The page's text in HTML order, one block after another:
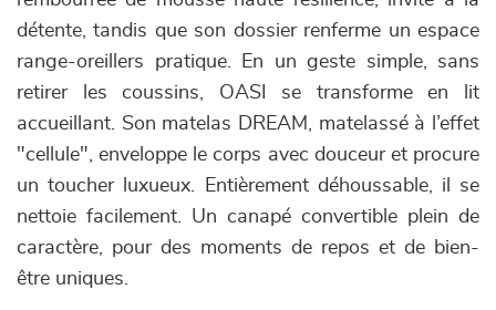
détente, tandis que son dossier renferme un espace
range-oreillers pratique. En un geste simple, sans
retirer les coussins, OASI se transforme en lit
accueillant. Son matelas DREAM, matelassé à l’effet
"cellule", enveloppe le corps avec douceur et procure
un toucher luxueux. Entièrement déhoussable, il se
nettoie facilement. Un canapé convertible plein de
caractère, pour des moments de repos et de bien-
être uniques.